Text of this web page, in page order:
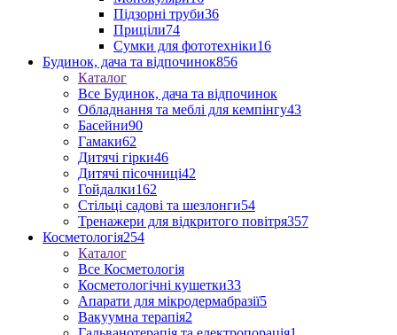
Підзорні труби36
Приціли74
Сумки для фототехніки16
Будинок, дача та відпочинок856
Каталог
Все Будинок, дача та відпочинок
Обладнання та меблі для кемпінгу43
Басейни90
Гамаки62
Дитячі гірки46
Дитячі пісочниці42
Гойдалки162
Стільці садові та шезлонги54
Тренажери для відкритого повітря357
Косметологія254
Каталог
Все Косметологія
Косметологічні кушетки33
Апарати для мікродермабразії5
Вакуумна терапія2